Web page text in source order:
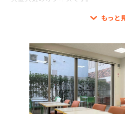
部屋をご用意しました。お部屋は施
めセキュリティ面においても24時間
共有設備として、毎日2時間無料で
フリースペースがあります。白・黄
リースペースでは、休憩時にお飲み
来ます。
また、オープンテラスと屋上を開放
もっと